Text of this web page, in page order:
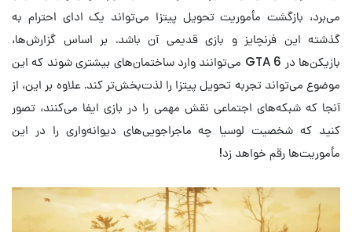
می‌برد، بازگشت مأموریت تحویل پیتزا می‌تواند یک ادای احترام به
گذشته این فرنچایز و بازی قدیمی آن باشد. بر اساس گزارش‌ها،
بازیکن‌ها در GTA 6 می‌توانند وارد ساختمان‌های بیشتری شوند که این
موضوع می‌تواند تجربه تحویل پیتزا را لذت‌بخش‌تر کند. علاوه بر این، از
آنجا که شبکه‌های اجتماعی نقش مهمی را در بازی ایفا می‌کنند، تصور
کنید که شخصیت لوسیا چه ماجراجویی‌های دیوانه‌واری را در این
مأموریت‌ها رقم خواهد زد!